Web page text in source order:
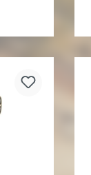
sind.
LED´s /
Maße:
MIL-